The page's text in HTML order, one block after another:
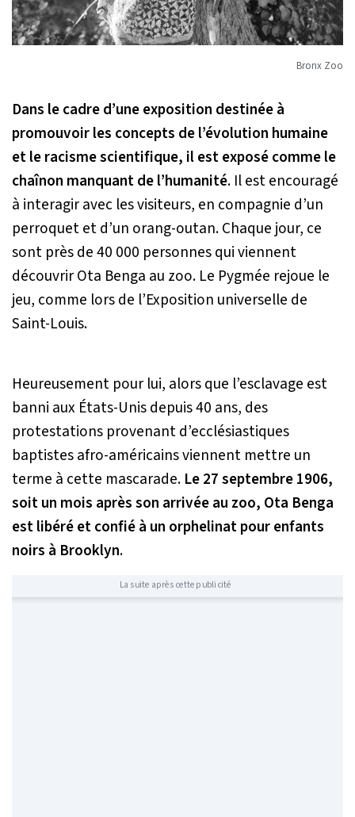
Bronx Zoo
Dans le cadre d’une exposition destinée à
promouvoir les concepts de l’évolution humaine
et le racisme scientifique, il est exposé comme le
chaînon manquant de l’humanité. Il est encouragé
à interagir avec les visiteurs, en compagnie d’un
perroquet et d’un orang-outan. Chaque jour, ce
sont près de 40 000 personnes qui viennent
découvrir Ota Benga au zoo. Le Pygmée rejoue le
jeu, comme lors de l’Exposition universelle de
Saint-Louis.
Heureusement pour lui, alors que l’esclavage est
banni aux États-Unis depuis 40 ans, des
protestations provenant d’ecclésiastiques
baptistes afro-américains viennent mettre un
terme à cette mascarade. Le 27 septembre 1906,
soit un mois après son arrivée au zoo, Ota Benga
est libéré et confié à un orphelinat pour enfants
noirs à Brooklyn.
La suite après cette publicité